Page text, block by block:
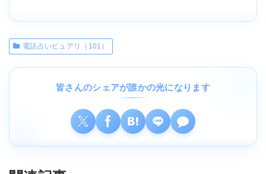
電話占いピュアリ（101）
皆さんのシェアが誰かの光になります